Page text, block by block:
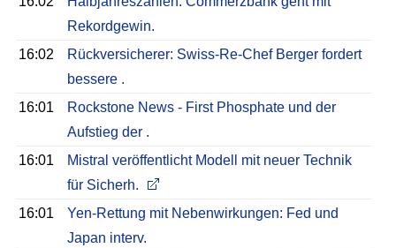
Rekordgewin.
16:02
Rückversicherer: Swiss-Re-Chef Berger fordert
bessere .
16:01
Rockstone News - First Phosphate und der
Aufstieg der .
16:01
Mistral veröffentlicht Modell mit neuer Technik
für Sicherh.
16:01
Yen-Rettung mit Nebenwirkungen: Fed und
Japan interv.